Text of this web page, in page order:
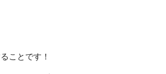
ことです！